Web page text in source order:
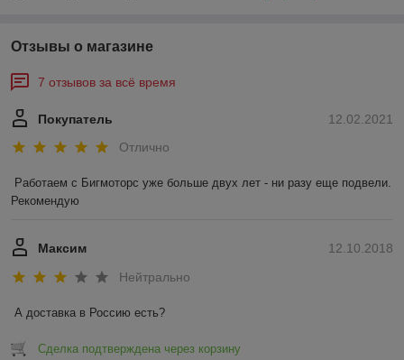
Отзывы о магазине
7 отзывов за всё время
12.02.2021
Покупатель
Отлично
Работаем с Бигмоторс уже больше двух лет - ни разу еще подвели.
Рекомендую
12.10.2018
Максим
Нейтрально
А доставка в Россию есть?
Сделка подтверждена через корзину